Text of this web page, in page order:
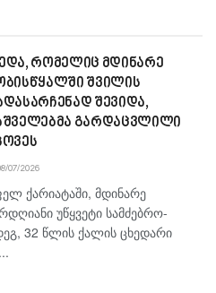
რომელიც მდინარე
შვილის
შევიდა,
გარდაცვლილი
07/2026
ქარიატაში, მდინარე
უწყვეტი სამძებრო-
32 წლის ქალის ცხედარი